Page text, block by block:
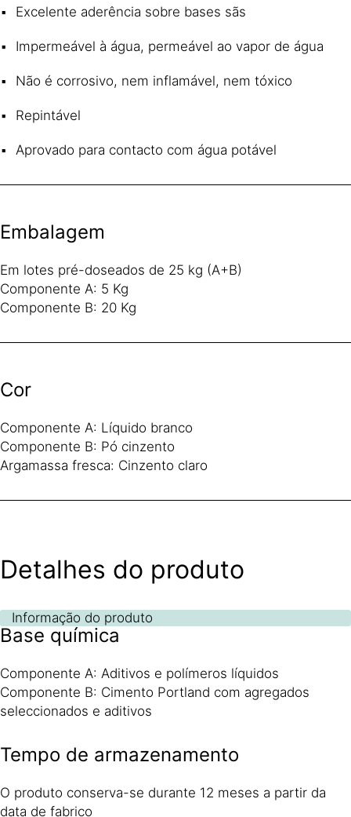
Excelente aderência sobre bases sãs
Impermeável à água, permeável ao vapor de água
Não é corrosivo, nem inflamável, nem tóxico
Repintável
Aprovado para contacto com água potável
Embalagem
Em lotes pré-doseados de 25 kg (A+B)
Componente A: 5 Kg
Componente B: 20 Kg
Cor
Componente A: Líquido branco
Componente B: Pó cinzento
Argamassa fresca: Cinzento claro
Detalhes do produto
Informação do produto
Base química
Componente A: Aditivos e polímeros líquidos
Componente B: Cimento Portland com agregados
seleccionados e aditivos
Tempo de armazenamento
O produto conserva-se durante 12 meses a partir da
data de fabrico